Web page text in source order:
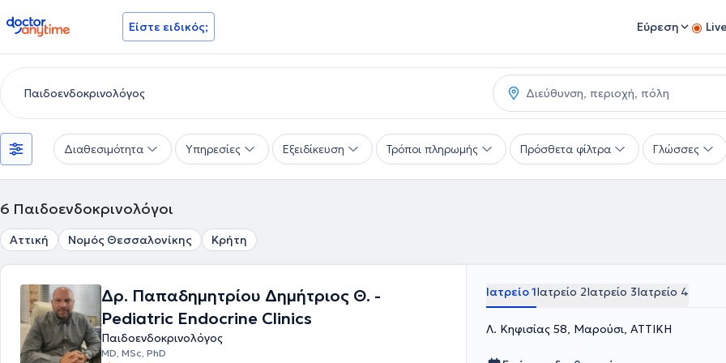
doctoranytime Είστε ειδικός; Εύρεση
Διαθεσιμότητα Υπηρεσίες Εξειδίκευση Τρόποι πληρωμής Πρόσθετα φίλτρα Γλώσσες
6 Παιδοενδοκρινολόγοι
Αττική Νομός Θεσσαλονίκης Κρήτη
Δρ. Παπαδημητρίου Δημήτριος Θ. -
Pediatric Endocrine Clinics
Παιδοενδοκρινολόγος
MD, MSc, PhD
Ιατρείο 1Ιατρείο 2Ιατρείο 3Ιατρείο 4
Λ. Κηφισίας 58, Μαρούσι, ΑΤΤΙΚΗ